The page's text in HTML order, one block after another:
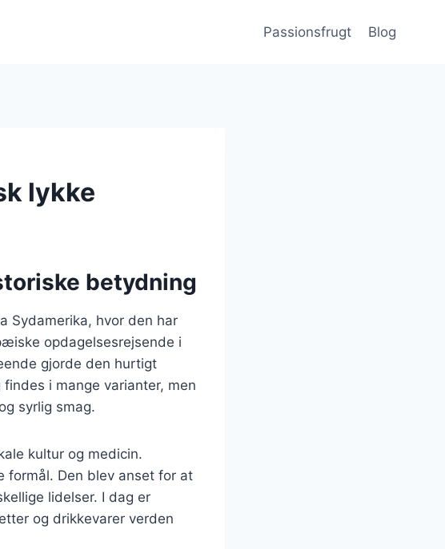
Passionsfrugt Blog
lykke
betydning
Sydamerika, hvor den har
opdagelsesrejsende i
gjorde den hurtigt
i mange varianter, men
syrlig smag.
kultur og medicin.
Den blev anset for at
lidelser. I dag er
og drikkevarer verden